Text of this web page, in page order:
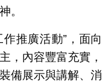
。
推廣活動”，面向
，內容豐富充實，
備展示與講解、消